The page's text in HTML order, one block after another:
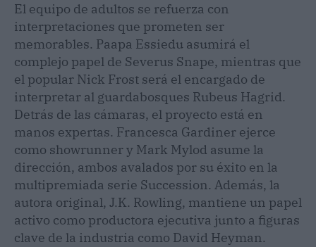
El equipo de adultos se refuerza con
interpretaciones que prometen ser
memorables. Paapa Essiedu asumirá el
complejo papel de Severus Snape, mientras que
el popular Nick Frost será el encargado de
interpretar al guardabosques Rubeus Hagrid.
Detrás de las cámaras, el proyecto está en
manos expertas. Francesca Gardiner ejerce
como showrunner y Mark Mylod asume la
dirección, ambos avalados por su éxito en la
multipremiada serie Succession. Además, la
autora original, J.K. Rowling, mantiene un papel
activo como productora ejecutiva junto a figuras
clave de la industria como David Heyman.